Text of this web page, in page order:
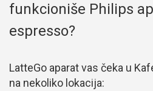
funkcioniše Philips
espresso?
LatteGo aparat vas čeka u
na nekoliko lokacija: